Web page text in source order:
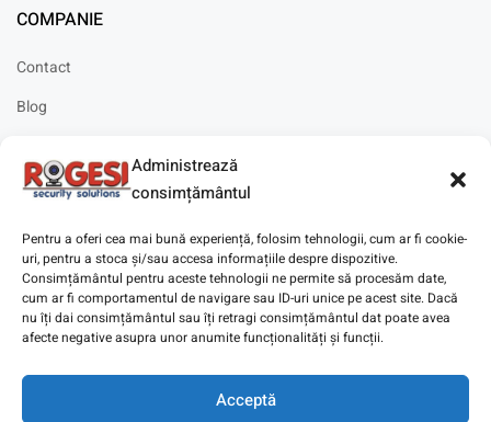
Administrează
consimțământul
Pentru a oferi cea mai bună experiență, folosim tehnologii, cum ar fi cookie-
uri, pentru a stoca și/sau accesa informațiile despre dispozitive.
Consimțământul pentru aceste tehnologii ne permite să procesăm date,
cum ar fi comportamentul de navigare sau ID-uri unice pe acest site. Dacă
nu îți dai consimțământul sau îți retragi consimțământul dat poate avea
afecte negative asupra unor anumite funcționalități și funcții.
Acceptă
COMPANIE
Contact
Blog
Solicitare instalare
Copyright © 2025Digitaz.